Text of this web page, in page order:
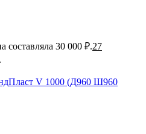
составляла 30 000 ₽.27